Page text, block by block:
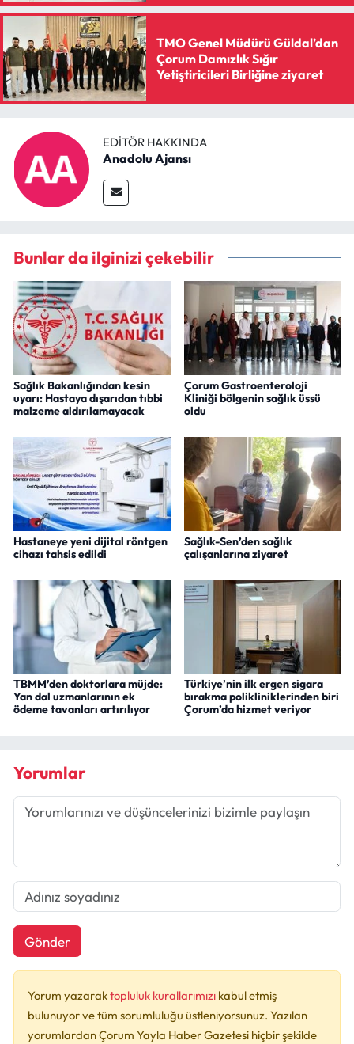
TMO Genel Müdürü Güldal’dan
Çorum Damızlık Sığır
Yetiştiricileri Birliğine ziyaret
EDITÖR HAKKINDA
Anadolu Ajansı
Bunlar da ilginizi çekebilir
Sağlık Bakanlığından kesin
uyarı: Hastaya dışarıdan tıbbi
malzeme aldırılamayacak
Çorum Gastroenteroloji
Kliniği bölgenin sağlık üssü
oldu
Hastaneye yeni dijital röntgen
cihazı tahsis edildi
Sağlık-Sen’den sağlık
çalışanlarına ziyaret
TBMM’den doktorlara müjde:
Yan dal uzmanlarının ek
ödeme tavanları artırılıyor
Türkiye’nin ilk ergen sigara
bırakma polikliniklerinden biri
Çorum’da hizmet veriyor
Yorumlar
Gönder
Yorum yazaraktopluluk kurallarımızı kabul etmiş
bulunuyor ve tüm sorumluluğu üstleniyorsunuz. Yazılan
yorumlardan Çorum Yayla Haber Gazetesi hiçbir şekilde